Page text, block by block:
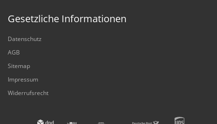
Gesetzliche Informationen
Datenschutz
AGB
Sitemap
Impressum
Widerrufsrecht